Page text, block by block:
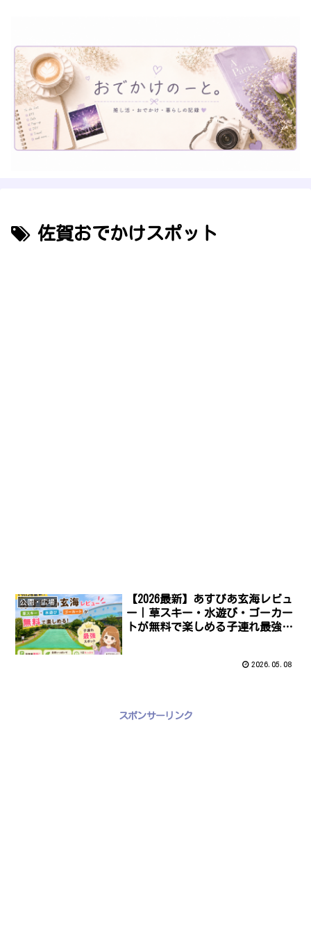
佐賀おでかけスポット
公園・広場
【2026最新】あすぴあ玄海レビュ
ー｜草スキー・水遊び・ゴーカー
トが無料で楽しめる子連れ最強ス
2026.05.08
スポンサーリンク